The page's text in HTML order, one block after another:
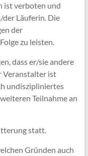
ist verboten und
Läuferin. Die
der
zu leisten.
dass er/sie andere
Veranstalter ist
undiszipliniertes
Teilnahme an
statt.
Gründen auch